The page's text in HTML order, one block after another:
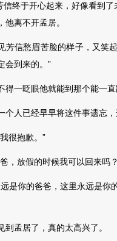
终于开心起来，好像看到了
他离不开孟居。
信愁眉苦脸的样子，又笑
会到来的。”
眨眼他就能到那个能一直
已经早早将这件事遗忘，
很抱歉。”
放假的时候我可以回来吗
你的爸爸，这里永远是你
到孟居了，真的太高兴了。